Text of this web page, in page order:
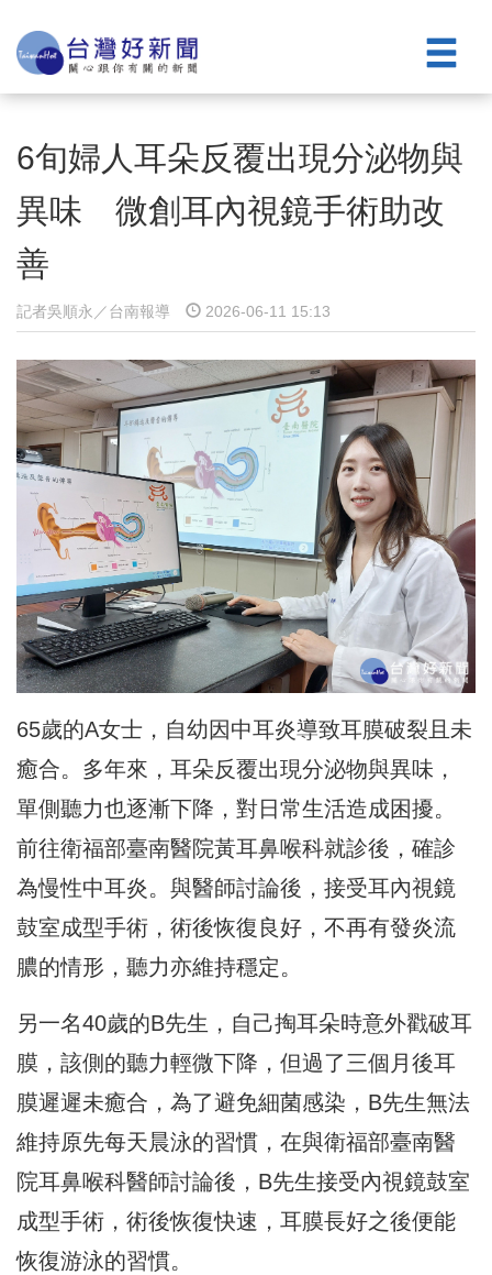
6旬婦人耳朵反覆出現分泌物與
異味 微創耳內視鏡手術助改
善
記者吳順永／台南報導 2026-06-11 15:13
65歲的A女士，自幼因中耳炎導致耳膜破裂且未
癒合。多年來，耳朵反覆出現分泌物與異味，
單側聽力也逐漸下降，對日常生活造成困擾。
前往衛福部臺南醫院黃耳鼻喉科就診後，確診
為慢性中耳炎。與醫師討論後，接受耳內視鏡
鼓室成型手術，術後恢復良好，不再有發炎流
膿的情形，聽力亦維持穩定。
另一名40歲的B先生，自己掏耳朵時意外戳破耳
膜，該側的聽力輕微下降，但過了三個月後耳
膜遲遲未癒合，為了避免細菌感染，B先生無法
維持原先每天晨泳的習慣，在與衛福部臺南醫
院耳鼻喉科醫師討論後，B先生接受內視鏡鼓室
成型手術，術後恢復快速，耳膜長好之後便能
恢復游泳的習慣。